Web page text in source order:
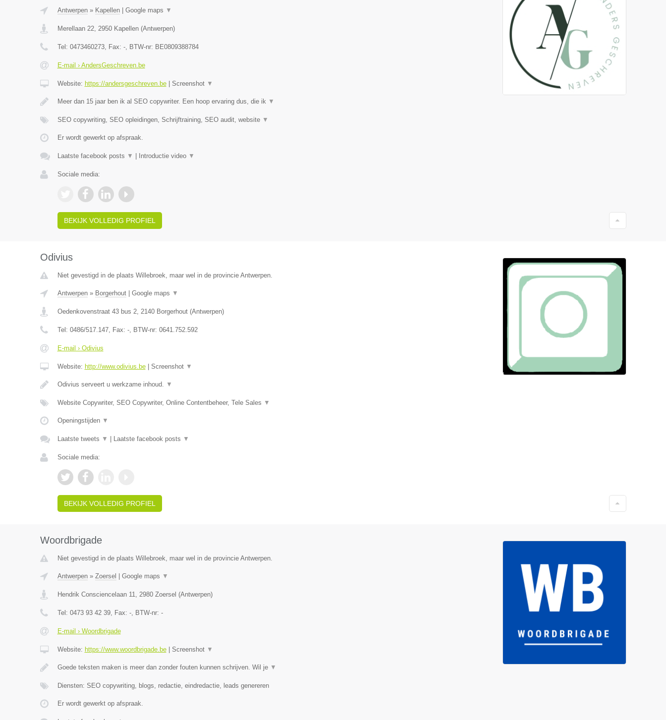
Antwerpen» Kapellen| Google maps ▼
Merellaan 22, 2950 Kapellen(Antwerpen)
Tel: 0473460273, Fax: -, BTW-nr: BE0809388784
E-mail › AndersGeschreven.be
Website: https://andersgeschreven.be| Screenshot ▼
Meer dan 15 jaar ben ik al SEO copywriter. Een hoop ervaring dus, die ik ▼
SEO copywriting, SEO opleidingen, Schrijftraining, SEO audit, website ▼
Er wordt gewerkt op afspraak.
Laatste facebook posts ▼ Introductie video ▼
Sociale media:
BEKIJK VOLLEDIG PROFIEL
Odivius
Niet gevestigd in de plaats Willebroek, maar wel in de provincie Antwerpen.
Antwerpen» Borgerhout| Google maps ▼
Oedenkovenstraat 43 bus 2, 2140 Borgerhout(Antwerpen)
Tel: 0486/517.147, Fax: -, BTW-nr: 0641.752.592
E-mail › Odivius
Website: http://www.odivius.be| Screenshot ▼
Odivius serveert u werkzame inhoud. ▼
Website Copywriter, SEO Copywriter, Online Contentbeheer, Tele Sales ▼
Openingstijden ▼
Laatste tweets ▼ Laatste facebook posts ▼
Sociale media:
BEKIJK VOLLEDIG PROFIEL
Woordbrigade
Niet gevestigd in de plaats Willebroek, maar wel in de provincie Antwerpen.
Antwerpen» Zoersel Google maps ▼
Hendrik Consciencelaan 11, 2980 Zoersel (Antwerpen)
Tel: 0473 93 42 39, Fax: -, BTW-nr: -
E-mail › Woordbrigade
Website: https://www.woordbrigade.be| Screenshot ▼
Goede teksten maken is meer dan zonder fouten kunnen schrijven. Wil je ▼
Diensten: SEO copywriting, blogs, redactie, eindredactie, leads genereren
Er wordt gewerkt op afspraak.